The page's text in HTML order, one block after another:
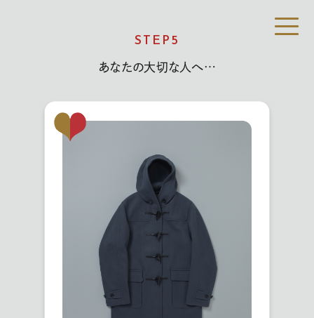
STEP 5
あなたの大切な人へ…